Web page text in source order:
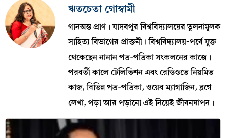
ঋতচেতা গোস্বামী
গানঅন্ত প্রাণ। যাদবপুর বিশ্ববিদ্যালয়ের তুলনামূলক
সাহিত্য বিভাগের প্রাক্তনী। বিশ্ববিদ্যালয়-পর্বে যুক্ত
থেকেছেন নানান পত্র-পত্রিকা সংকলনের কাজে।
পরবর্তী কালে টেলিভিশন এবং রেডিওতে নিয়মিত
কাজ, বিভিন্ন পত্র-পত্রিকা, ওয়েব ম্যাগাজিন, ব্লগে
লেখা, পড়া আর পড়ানো এই নিয়েই জীবনযাপন।